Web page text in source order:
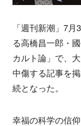
「週刊新潮」7
る高橋昌一郎・
カルト論」で、
中傷する記事を
続となった。
幸福の科学の信